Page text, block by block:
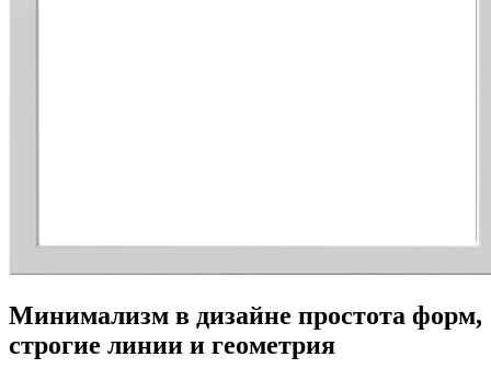
Минимализм в дизайне простота форм,
строгие линии и геометрия